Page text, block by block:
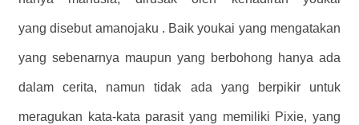
yang disebut amanojaku . Baik youkai yang mengatakan
yang sebenarnya maupun yang berbohong hanya ada
dalam cerita, namun tidak ada yang berpikir untuk
meragukan kata-kata parasit yang memiliki Pixie, yang